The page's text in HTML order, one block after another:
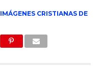
IMÁGENES CRISTIANAS DE